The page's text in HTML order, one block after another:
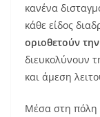
κανένα
κάθε είδος
οριοθετούν
διευκολύνουν
και άμεση
Μέσα στη πόλη